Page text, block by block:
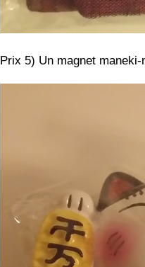
Prix 5) Un magnet maneki-